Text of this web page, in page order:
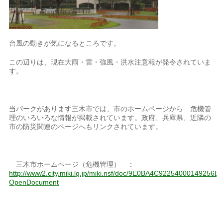
台風の動きが気になるところです。
この辺りは、現在大雨・雷・強風・洪水注意報が発令されていま
す。
当パークがあります三木市では、市のホームページから 危機管
理のいろいろな情報が掲載されています。政府、兵庫県、近隣の
市の防災関連のページへもリンクされています。
三木市ホームページ（危機管理） ：
http://www2.city.miki.lg.jp/miki.nsf/doc/
OpenDocument